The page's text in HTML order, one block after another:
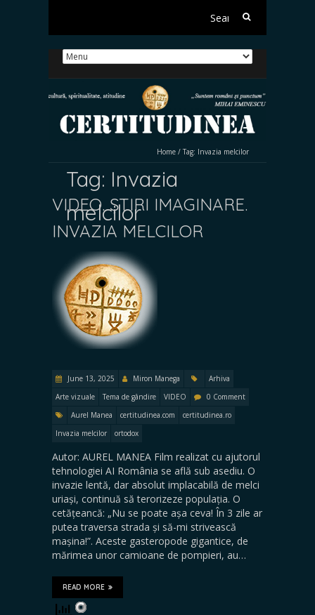
Search
Home / Tag: Invazia melcilor
Tag: Invazia
melcilor
VIDEO. ȘTIRI IMAGINARE.
INVAZIA MELCILOR
June 13, 2025 Miron Manega
Arhiva
Arte vizuale
Tema de gândire VIDEO
0 Comment
Aurel Manea
certitudinea.com
certitudinea.ro
Invazia melcilor
ortodox
Autor: AUREL MANEA Film realizat cu ajutorul
tehnologiei AI România se află sub asediu. O
invazie lentă, dar absolut implacabilă de melci
uriași, continuă să terorizeze populația. O
cetățeancă: „Nu se poate așa ceva! În 3 zile ar
putea traversa strada și să-mi strivească
mașina!”. Aceste gasteropode gigantice, de
mărimea unor camioane de pompieri, au…
READ MORE